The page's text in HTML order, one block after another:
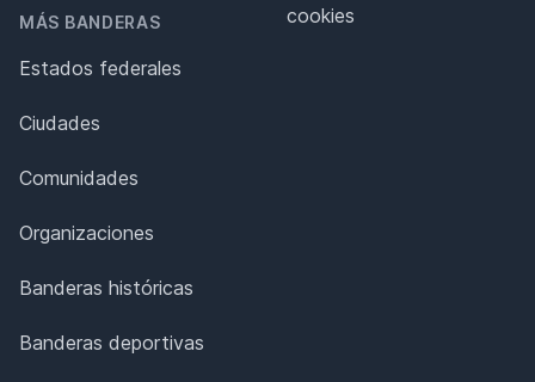
MÁS BANDERAS
Estados federales
Ciudades
Comunidades
Organizaciones
Banderas históricas
Banderas deportivas
cookies